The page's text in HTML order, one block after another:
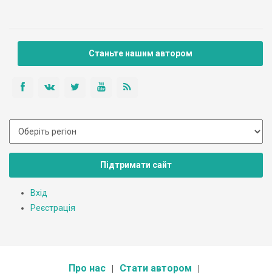
Станьте нашим автором
Підтримати сайт
Вхід
Реєстрація
Про нас Стати автором